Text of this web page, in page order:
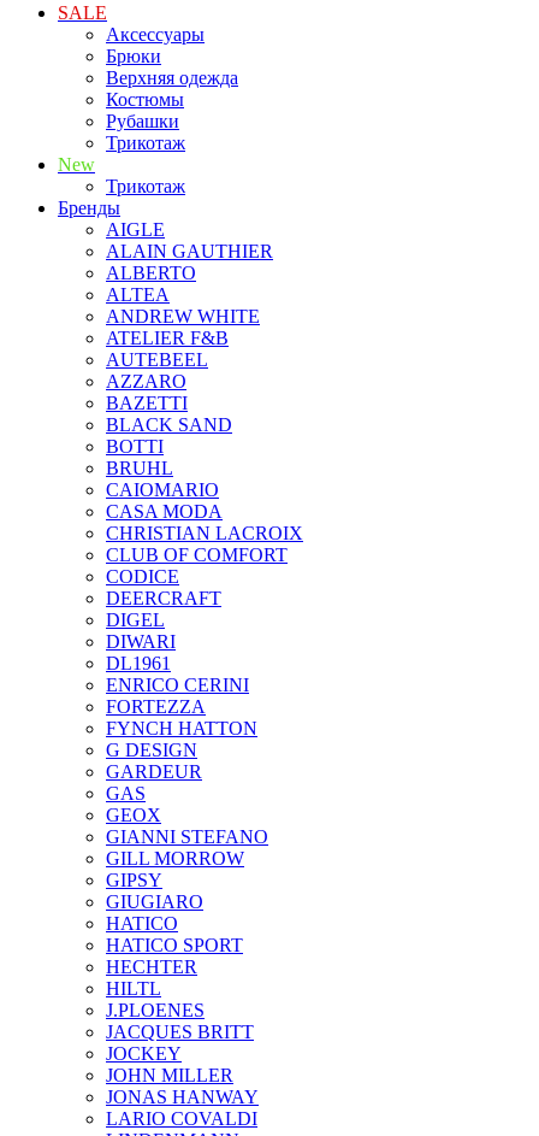
SALE
Аксессуары
Брюки
Верхняя одежда
Костюмы
Рубашки
Трикотаж
New
Трикотаж
Бренды
AIGLE
ALAIN GAUTHIER
ALBERTO
ALTEA
ANDREW WHITE
ATELIER F&B
AUTEBEEL
AZZARO
BAZETTI
BLACK SAND
BOTTI
BRUHL
CAIOMARIO
CASA MODA
CHRISTIAN LACROIX
CLUB OF COMFORT
CODICE
DEERCRAFT
DIGEL
DIWARI
DL1961
ENRICO CERINI
FORTEZZA
FYNCH HATTON
G DESIGN
GARDEUR
GAS
GEOX
GIANNI STEFANO
GILL MORROW
GIPSY
GIUGIARO
HATICO
HATICO SPORT
HECHTER
HILTL
J.PLOENES
JAСQUES BRITT
JOCKEY
JOHN MILLER
JONAS HANWAY
LARIO COVALDI